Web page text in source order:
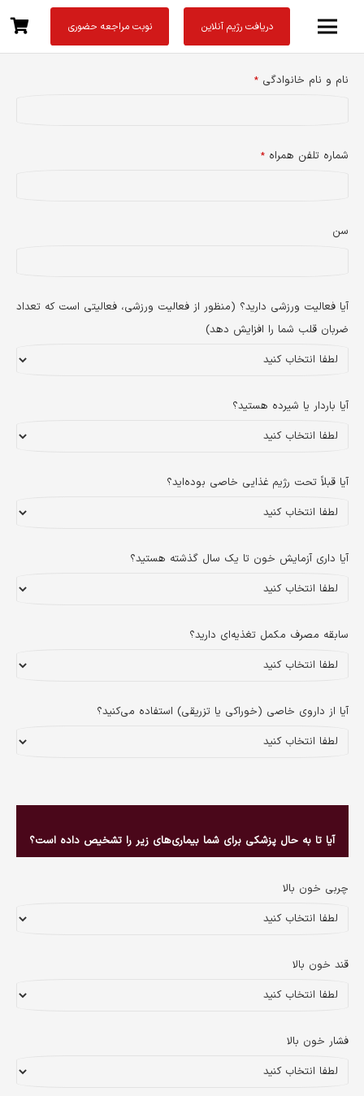
دریافت رژیم آنلاین نوبت مراجعه حضوری
نام و نام خانوادگی *
شماره تلفن همراه *
سن
آیا فعالیت ورزشی دارید؟ (منظور از فعالیت ورزشی، فعالیتی است که تعداد
ضربان قلب شما را افزایش دهد)
آیا باردار یا شیرده هستید؟
آیا قبلاً تحت رژیم غذایی خاصی بوده‌اید؟
آیا داری آزمایش خون تا یک سال گذشته هستید؟
سابقه مصرف مکمل تغذیه‌ای دارید؟
آیا از داروی خاصی (خوراکی یا تزریقی) استفاده می‌کنید؟
آیا تا به حال پزشکی برای شما بیماری‌های زیر را تشخیص داده است؟
چربی خون بالا
قند خون بالا
فشار خون بالا